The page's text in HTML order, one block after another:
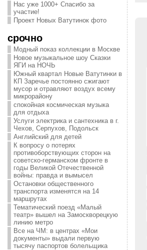
Нас уже 1000+ Спасибо за
участие!
Проект Новых Ватутинок фото
срочно
Модный показ коллекции в Москве
Новое музыкальное шоу Сказки
ЯГИ на НОЧЬ
Южный квартал Новые Ватутинки в
КП Заречье постоянно сжигают
мусор и отравляют воздух всему
микрорайону
спокойная космическая музыка
для отдыха
Услуги электрика и сантехника в г.
Чехов, Серпухов, Подольск
Английский для детей
К вопросу о потерях
противоборствующих сторон на
советско-германском фронте в
годы Великой Отечественной
войны: правда и вымысел
Остановки общественного
транспорта изменятся на 14
маршрутах
Тематический поезд «Малый
театр» вышел на Замоскворецкую
линию метро
Все на ЧМ: в центрах «Мои
документы» выдали первую
тысячу паспортов болельщика